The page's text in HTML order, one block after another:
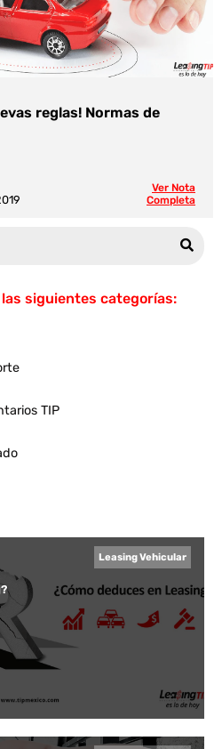
reglas! Normas de
Ver Nota
Completa
siguientes categorías:
TIP
Leasing Vehicular